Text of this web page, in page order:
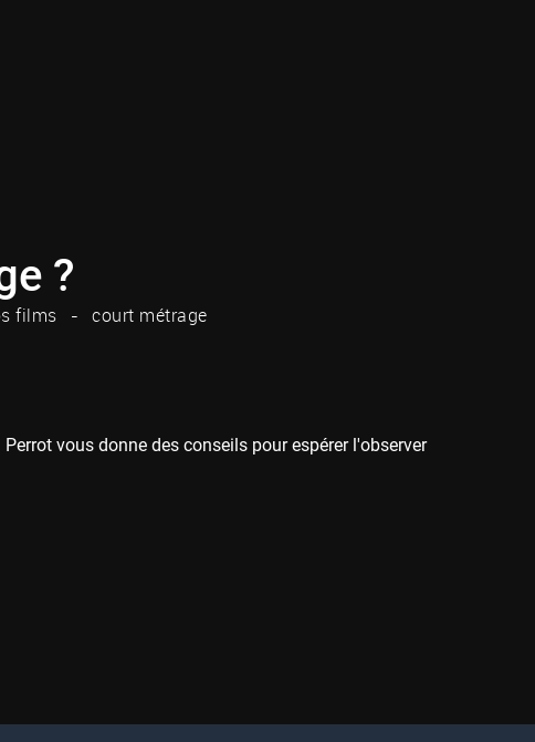
?
films court métrage
vous donne des conseils pour espérer l'observer